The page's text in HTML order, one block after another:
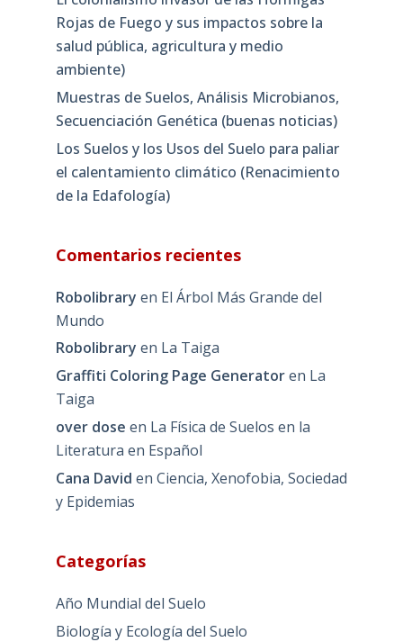
Rojas de Fuego y sus impactos sobre la
salud pública, agricultura y medio
ambiente)
Muestras de Suelos, Análisis Microbianos,
Secuenciación Genética (buenas noticias)
Los Suelos y los Usos del Suelo para paliar
el calentamiento climático (Renacimiento
de la Edafología)
Comentarios recientes
Robolibrary en El Árbol Más Grande del
Mundo
Robolibrary en La Taiga
Graffiti Coloring Page Generatoren La
Taiga
over dose en La Física de Suelos en la
Literatura en Español
Cana David en Ciencia, Xenofobia, Sociedad
y Epidemias
Categorías
Año Mundial del Suelo
Biología y Ecología del Suelo